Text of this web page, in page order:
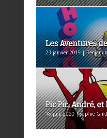
Les Aventures
23 janvier 2019 |
Pic Pic, André,
18 juin 2020 | Sophie